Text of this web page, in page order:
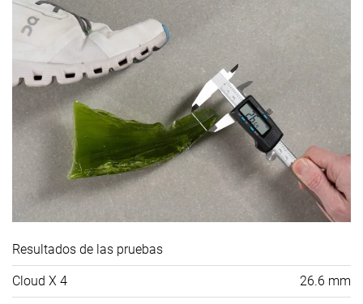
Resultados de las pruebas
Cloud X 4 26.6 mm